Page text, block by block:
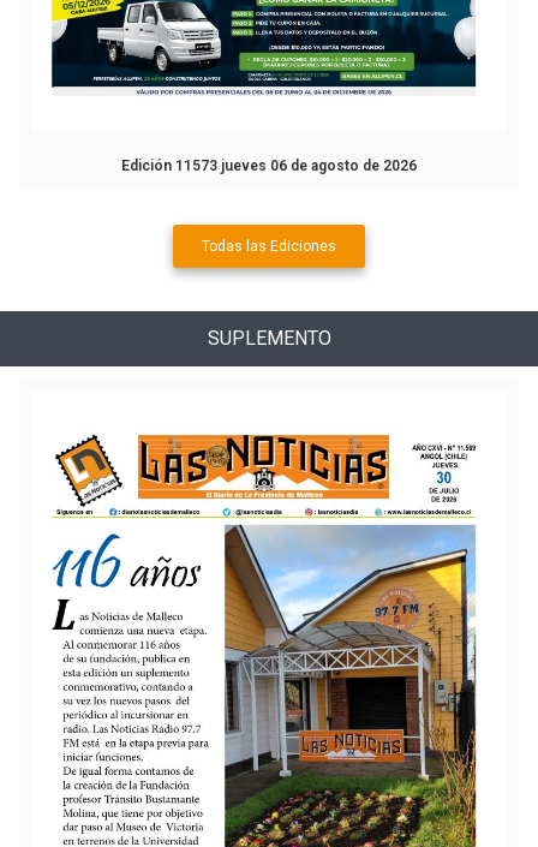
Edición 11573 jueves 06 de agosto de 2026
Todas las Ediciones
SUPLEMENTO